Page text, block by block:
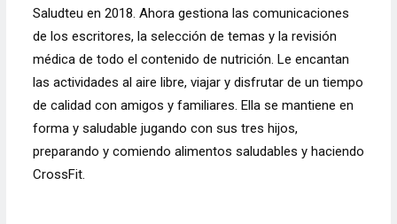
Saludteu en 2018. Ahora gestiona las comunicaciones
de los escritores, la selección de temas y la revisión
médica de todo el contenido de nutrición. Le encantan
las actividades al aire libre, viajar y disfrutar de un tiempo
de calidad con amigos y familiares. Ella se mantiene en
forma y saludable jugando con sus tres hijos,
preparando y comiendo alimentos saludables y haciendo
CrossFit.